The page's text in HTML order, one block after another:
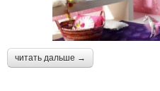
читать дальше →